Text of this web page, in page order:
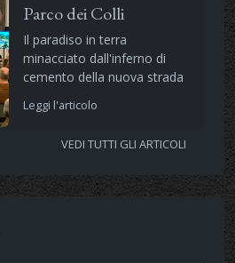
Parco dei Colli
Il paradiso in terra
minacciato dall'inferno di
cemento della nuova strada
Leggi l'articolo
VEDI TUTTI GLI ARTICOLI